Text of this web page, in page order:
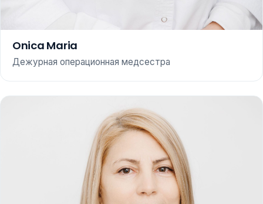
Onica Maria
Дежурная операционная медсестра